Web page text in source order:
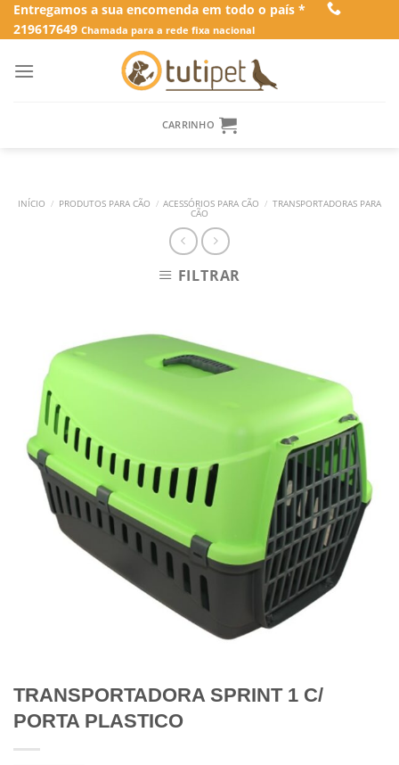
SkipEntregamos a sua encomenda em todo o país *
219617649 Chamada para a rede fixa nacional
CARRINHO
INÍCIO / PRODUTOS PARA CÃO / ACESSÓRIOS PARA CÃO / TRANSPORTADORAS PARA
CÃO
FILTRAR
TRANSPORTADORA SPRINT 1 C/
PORTA PLASTICO